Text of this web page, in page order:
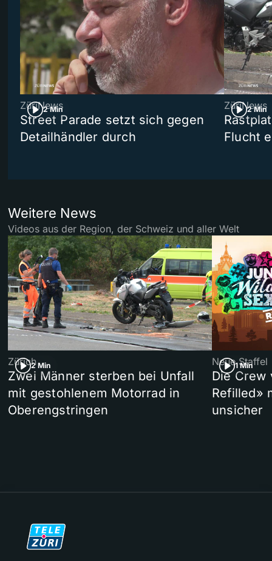
2 Min
ZüriNews
Street Parade setzt sich gegen
Detailhändler durch
2 Min
ZüriNews
Flucht
Weitere News
Videos aus der Region, der Schweiz und aller Welt
2 Min
Zürich
Zwei Männer sterben bei Unfall
mit gestohlenem Motorrad in
Oberengstringen
1 Min
Neue Staffel
Die Crew
Refilled»
unsicher